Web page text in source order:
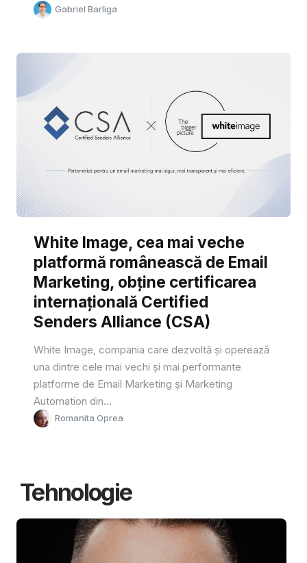
Gabriel Barliga
White Image, cea mai veche
platformă românească de Email
Marketing, obține certificarea
internațională Certified
Senders Alliance (CSA)
White Image, compania care dezvoltă și operează
una dintre cele mai vechi și mai performante
platforme de Email Marketing și Marketing
Automation din...
Romanita Oprea
Tehnologie